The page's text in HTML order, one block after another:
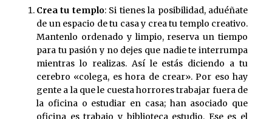
Crea tu templo: Si tienes la posibilidad, aduéñate
de un espacio de tu casa y crea tu templo creativo.
Mantenlo ordenado y limpio, reserva un tiempo
para tu pasión y no dejes que nadie te interrumpa
mientras lo realizas. Así le estás diciendo a tu
cerebro «colega, es hora de crear». Por eso hay
gente a la que le cuesta horrores trabajar fuera de
la oficina o estudiar en casa; han asociado que
oficina es trabajo y biblioteca estudio. Ese es el